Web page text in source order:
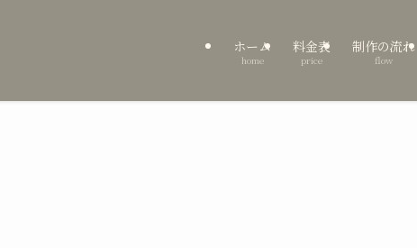
ホーム
home
料金表
price
制作の流れ
flow